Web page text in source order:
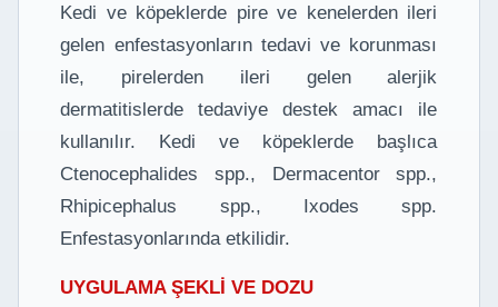
Kedi ve köpeklerde pire ve kenelerden ileri
gelen enfestasyonların tedavi ve korunması
ile, pirelerden ileri gelen alerjik
dermatitislerde tedaviye destek amacı ile
kullanılır. Kedi ve köpeklerde başlıca
Ctenocephalides spp., Dermacentor spp.,
Rhipicephalus spp., Ixodes spp.
Enfestasyonlarında etkilidir.
UYGULAMA ŞEKLİ VE DOZU